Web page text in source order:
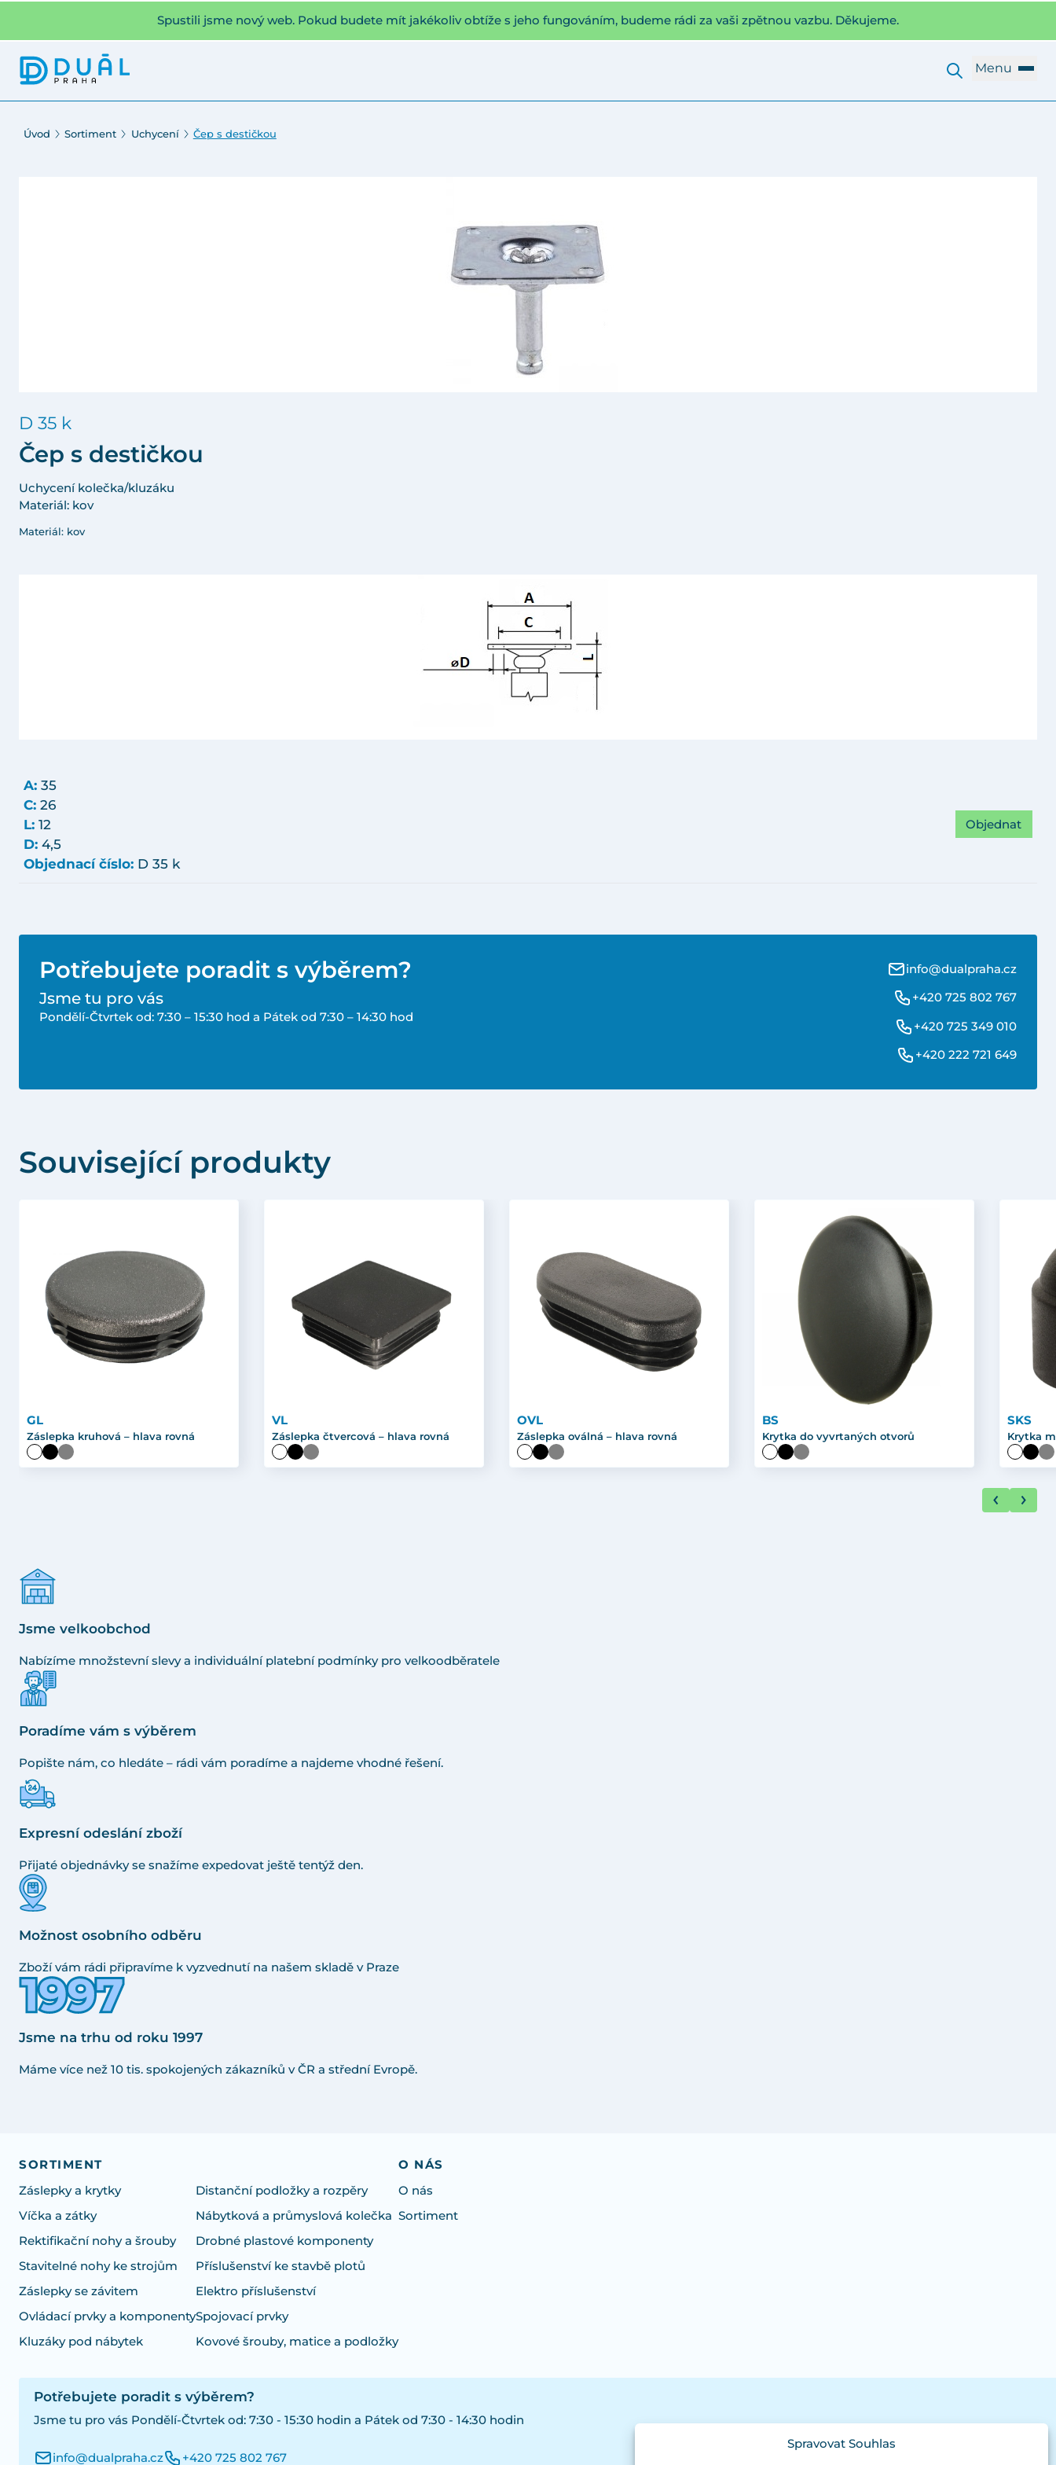
Spravovat Souhlas
Spustili jsme nový web. Pokud budete mít jakékoliv obtíže s jeho fungováním, budeme rádi za vaši zpětnou vazbu. Děkujeme.
Menu
Úvod Sortiment Uchycení Čep s destičkou
D 35 k
Čep s destičkou
Uchycení kolečka/kluzáku
Materiál: kov
Materiál: kov
A: 35
C: 26
L: 12
D: 4,5
Objednací číslo: D 35 k
Objednat
Potřebujete poradit s výběrem?
Jsme tu pro vás
Pondělí-Čtvrtek od: 7:30 – 15:30 hod a Pátek od 7:30 – 14:30 hod
info@dualpraha.cz
+420 725 802 767
+420 725 349 010
+420 222 721 649
Související produkty
GL
Záslepka kruhová – hlava rovná
VL
Záslepka čtvercová – hlava rovná
OVL
Záslepka oválná – hlava rovná
BS
Krytka do vyvrtaných otvorů
SKS
Krytka
Jsme velkoobchod
Nabízíme množstevní slevy a individuální platební podmínky pro velkoodběratele
Poradíme vám s výběrem
Popište nám, co hledáte – rádi vám poradíme a najdeme vhodné řešení.
Expresní odeslání zboží
Přijaté objednávky se snažíme expedovat ještě tentýž den.
Možnost osobního odběru
Zboží vám rádi připravíme k vyzvednutí na našem skladě v Praze
Jsme na trhu od roku 1997
Máme více než 10 tis. spokojených zákazníků v ČR a střední Evropě.
SORTIMENT
Záslepky a krytky
Víčka a zátky
Rektifikační nohy a šrouby
Stavitelné nohy ke strojům
Záslepky se závitem
Ovládací prvky a komponenty
Kluzáky pod nábytek
Distanční podložky a rozpěry
Nábytková a průmyslová kolečka
Drobné plastové komponenty
Příslušenství ke stavbě plotů
Elektro příslušenství
Spojovací prvky
Kovové šrouby, matice a podložky
O NÁS
O nás
Sortiment
Potřebujete poradit s výběrem?
Jsme tu pro vás Pondělí-Čtvrtek od: 7:30 - 15:30 hodin a Pátek od 7:30 - 14:30 hodin
info@dualpraha.cz +420 725 802 767